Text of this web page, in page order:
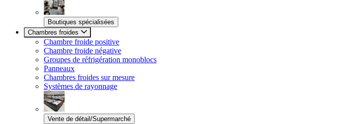
Boutiques spécialisées
Chambres froides
Chambre froide positive
Chambre froide négative
Groupes de réfrigération monoblocs
Panneaux
Chambres froides sur mesure
Systèmes de rayonnage
Vente de détail/Supermarché